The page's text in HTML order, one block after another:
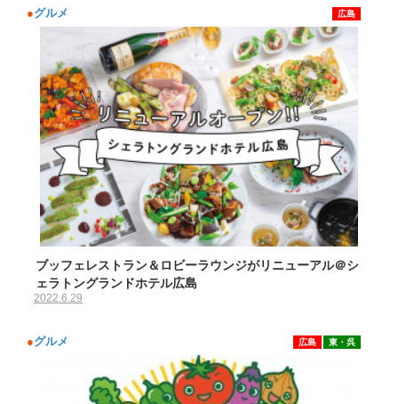
●グルメ 広島
ブッフェレストラン＆ロビーラウンジがリニューアル＠シ
ェラトングランドホテル広島
2022.6.29
●グルメ 東・呉
広島